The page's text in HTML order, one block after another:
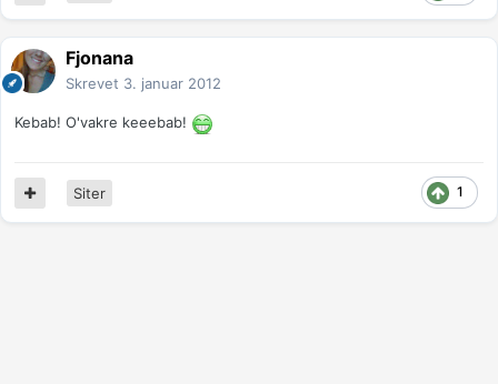
Fjonana
Skrevet 3. januar 2012
Kebab! O'vakre keeebab!
1
Siter